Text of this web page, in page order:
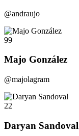
@andraujo
99
Majo González
@majolagram
22
Daryan Sandoval